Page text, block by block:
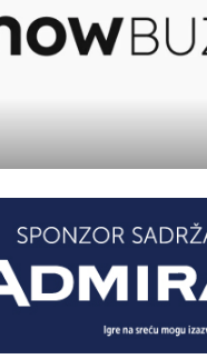
OMOGUĆI OBAVIJESTI